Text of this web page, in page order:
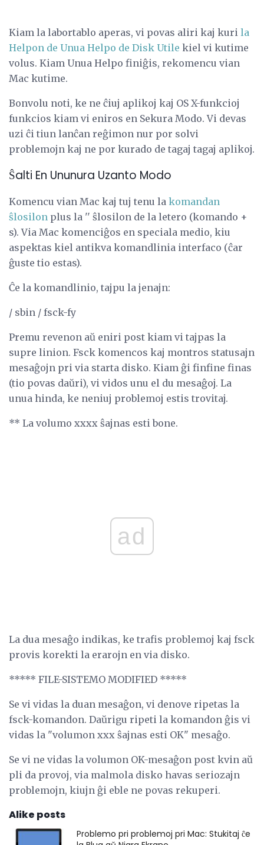
Kiam la labortablo aperas, vi povas aliri kaj kuri la
Helpon de Unua Helpo de Disk Utile kiel vi kutime
volus. Kiam Unua Helpo finiĝis, rekomencu vian
Mac kutime.
Bonvolu noti, ke ne ĉiuj aplikoj kaj OS X-funkcioj
funkcios kiam vi eniros en Sekura Modo. Vi devas
uzi ĉi tiun lanĉan reĝimon nur por solvi
problemojn kaj ne por kurado de tagaj tagaj aplikoj.
Ŝalti En Ununura Uzanto Modo
Komencu vian Mac kaj tuj tenu la komandan
ŝlosilon plus la '' ŝlosilon de la letero (komando +
s). Via Mac komenciĝos en speciala medio, kiu
aspektas kiel antikva komandlinia interfaco (ĉar
ĝuste tio estas).
Ĉe la komandlinio, tajpu la jenajn:
/ sbin / fsck-fy
Premu revenon aŭ eniri post kiam vi tajpas la
supre linion. Fsck komencos kaj montros statusajn
mesaĝojn pri via starta disko. Kiam ĝi finfine finas
(tio povas daŭri), vi vidos unu el du mesaĝoj. La
unua hinda, ke neniuj problemoj estis trovitaj.
** La volumo xxxx ŝajnas esti bone.
ad
La dua mesaĝo indikas, ke trafis problemoj kaj fsck
provis korekti la erarojn en via disko.
***** FILE-SISTEMO MODIFIED *****
Se vi vidas la duan mesaĝon, vi denove ripetas la
fsck-komandon. Daŭrigu ripeti la komandon ĝis vi
vidas la "volumon xxx ŝajnas esti OK" mesaĝo.
Se vi ne vidas la volumon OK-mesaĝon post kvin aŭ
pli da provoj, via malmola disko havas seriozajn
problemojn, kiujn ĝi eble ne povas rekuperi.
Alike posts
Problemo pri problemoj pri Mac: Stukitaj ĉe